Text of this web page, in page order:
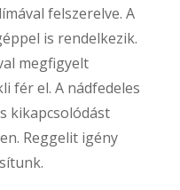
felszerelve. A
is rendelkezik.
megfigyelt
fér el. A nádfedeles
kikapcsolódást
Reggelit igény